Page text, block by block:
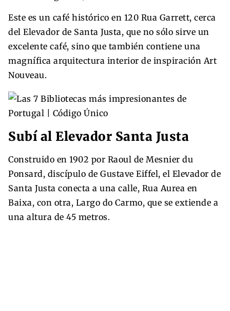
Este es un café histórico en 120 Rua Garrett, cerca
del Elevador de Santa Justa, que no sólo sirve un
excelente café, sino que también contiene una
magnífica arquitectura interior de inspiración Art
Nouveau.
Subí al Elevador Santa Justa
Construido en 1902 por Raoul de Mesnier du
Ponsard, discípulo de Gustave Eiffel, el Elevador de
Santa Justa conecta a una calle, Rua Aurea en
Baixa, con otra, Largo do Carmo, que se extiende a
una altura de 45 metros.